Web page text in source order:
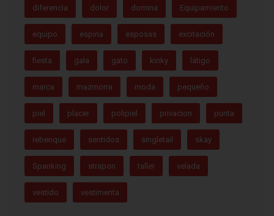
diferencia dolor domina Equipamiento
equipo espina esposas excitación
fiesta gala gato kinky látigo
marca mazmorra moda pequeño
piel placer polipiel privacion punta
rebenque sentidos singletail skay
Spanking strapon taller velada
vestido vestimenta